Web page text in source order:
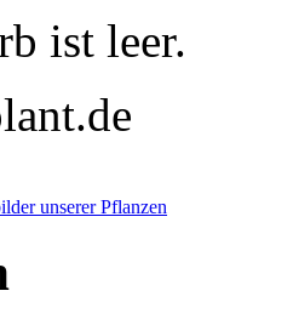
ist leer.
unserer Pflanzen